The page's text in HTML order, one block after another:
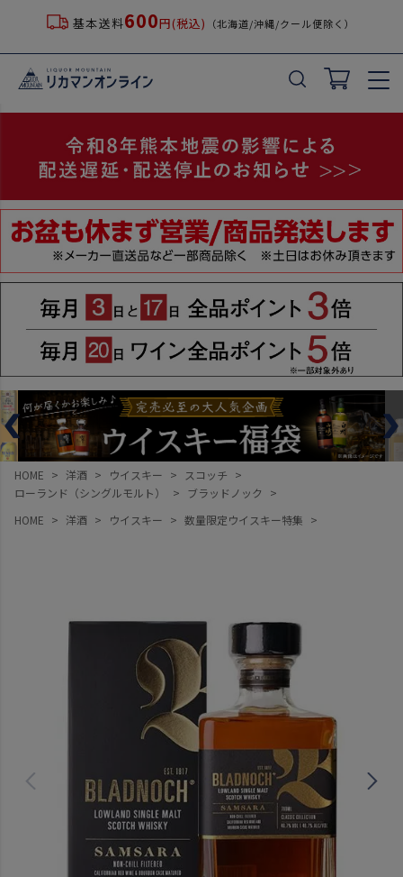
基本送料600円(税込) （北海道/沖縄/クール便除く）
HOME 洋酒 ウイスキー
スコッチ
ローランド（シングルモルト）
ブラッドノック
HOME
洋酒 ウイスキー 数量限定ウイスキー特集